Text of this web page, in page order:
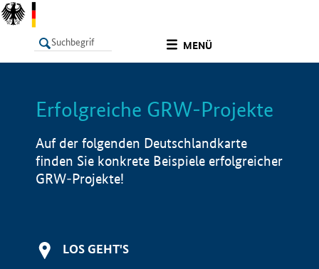
MENÜ
LISTE Info
Erfolgreiche GRW-Projekte
Auf der folgenden Deutschlandkarte
finden Sie konkrete Beispiele erfolgreicher
GRW-Projekte!
LOS GEHT'S